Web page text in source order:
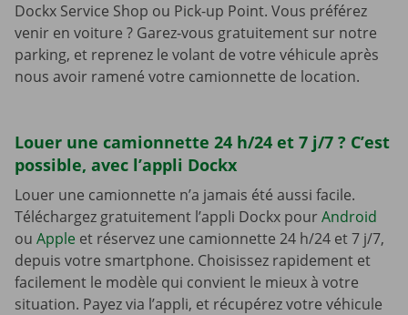
Dockx Service Shop ou Pick-up Point. Vous préférez
venir en voiture ? Garez-vous gratuitement sur notre
parking, et reprenez le volant de votre véhicule après
nous avoir ramené votre camionnette de location.
Louer une camionnette 24 h/24 et 7 j/7 ? C’est
possible, avec l’appli Dockx
Louer une camionnette n’a jamais été aussi facile.
Téléchargez gratuitement l’appli Dockx pourAndroid
ou Apple et réservez une camionnette 24 h/24 et 7 j/7,
depuis votre smartphone. Choisissez rapidement et
facilement le modèle qui convient le mieux à votre
situation. Payez via l’appli, et récupérez votre véhicule